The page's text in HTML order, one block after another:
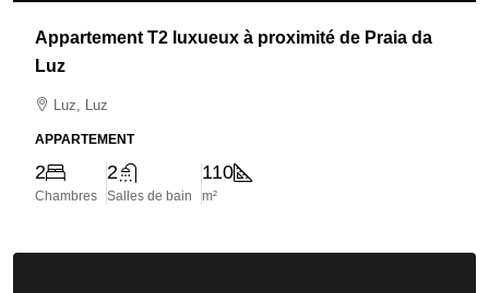
Appartement T2 luxueux à proximité de Praia da
Luz
Luz, Luz
APPARTEMENT
2
Chambres
2
Salles de bain
110
m²